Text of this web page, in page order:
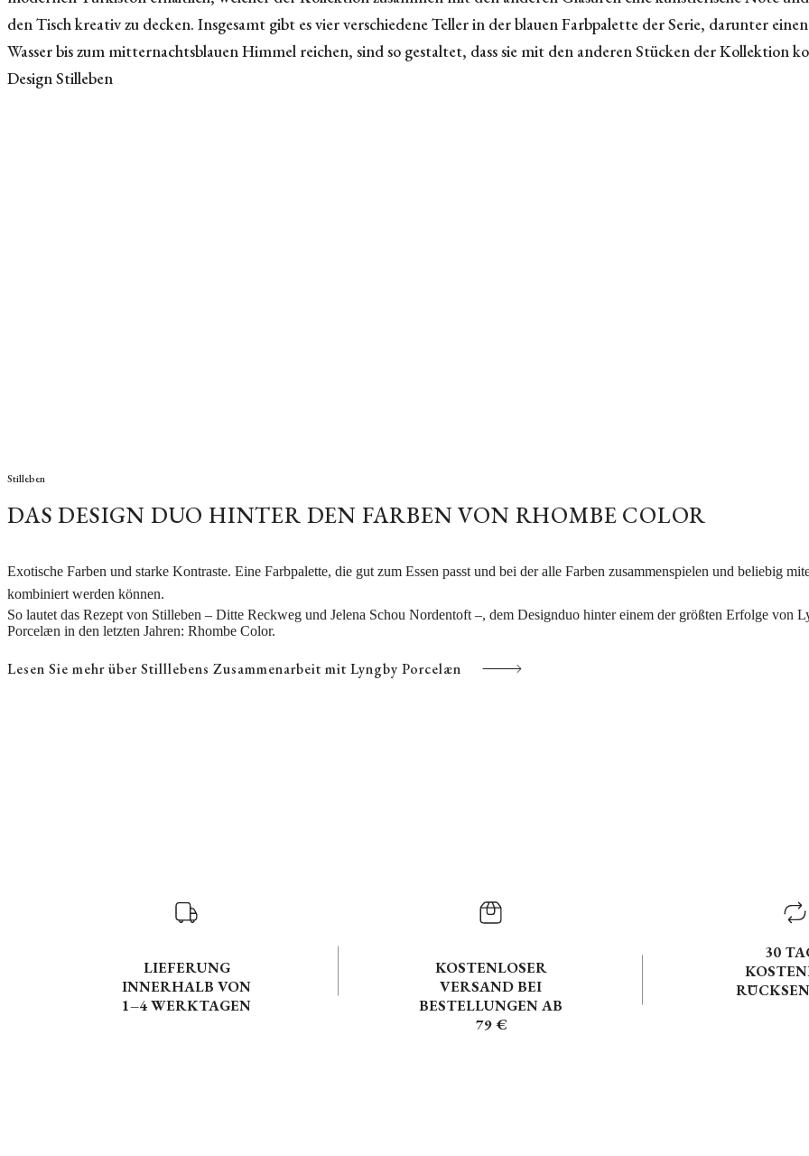
den Tisch kreativ zu decken. Insgesamt gibt es vier verschiedene Teller in der blauen Farbpalette der Serie, darunter
Wasser bis zum mitternachtsblauen Himmel reichen, sind so gestaltet, dass sie mit den anderen Stücken der Kollektion
Design Stilleben
Stilleben
DAS DESIGN DUO HINTER DEN FARBEN VON RHOMBE COLOR
Exotische Farben und starke Kontraste. Eine Farbpalette, die gut zum Essen passt und bei der alle Farben zusammenspielen und beliebig
kombiniert werden können.
So lautet das Rezept von Stilleben – Ditte Reckweg und Jelena Schou Nordentoft –, dem Designduo hinter einem der größten Erfolge von
Porcelæn in den letzten Jahren: Rhombe Color.
Lesen Sie mehr über Stilllebens Zusammenarbeit mit Lyngby Porcelæn
LIEFERUNG
INNERHALB VON
1–4 WERKTAGEN
KOSTENLOSER
VERSAND BEI
BESTELLUNGEN AB
79 €
30